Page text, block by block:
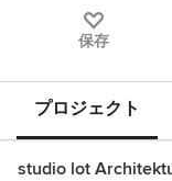
保存
プロジェクト
studio lot